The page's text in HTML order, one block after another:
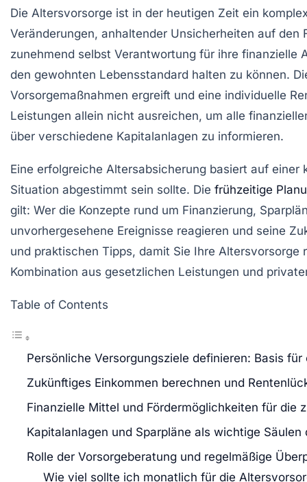
Die Altersvorsorge ist in der heutigen Zeit ein
Veränderungen, anhaltender Unsicherheiten auf
zunehmend selbst Verantwortung für ihre
den gewohnten Lebensstandard halten zu können.
Vorsorgemaßnahmen ergreift und eine individuelle
Leistungen allein nicht ausreichen, um alle
über verschiedene Kapitalanlagen zu informieren.
Eine erfolgreiche Altersabsicherung basiert auf
Situation abgestimmt sein sollte. Die frühzeitige
gilt: Wer die Konzepte rund um Finanzierung,
unvorhergesehene Ereignisse reagieren und seine
und praktischen Tipps, damit Sie Ihre
Kombination aus gesetzlichen Leistungen und
Table of Contents
Persönliche Versorgungsziele definieren: Basis
Zukünftiges Einkommen berechnen und
Finanzielle Mittel und Fördermöglichkeiten für die
Kapitalanlagen und Sparpläne als wichtige
Rolle der Vorsorgeberatung und regelmäßige
Wie viel sollte ich monatlich für die